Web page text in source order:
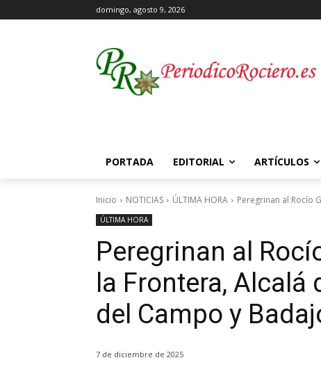
domingo, agosto 9, 2026
PORTADA EDITORIAL ARTÍCULOS
Inicio NOTICIAS ÚLTIMA HORA Peregrinan al Rocío
ÚLTIMA HORA
Peregrinan al
la Frontera, Alcalá
del Campo y
7 de diciembre de 2025